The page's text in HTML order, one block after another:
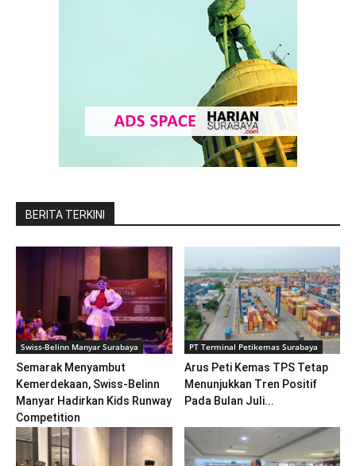
BERITA TERKINI
Swiss-Belinn Manyar Surabaya
Semarak Menyambut
Kemerdekaan, Swiss-Belinn
Manyar Hadirkan Kids Runway
Competition
PT Terminal Petikemas Surabaya
Arus Peti Kemas TPS Tetap
Menunjukkan Tren Positif
Pada Bulan Juli...